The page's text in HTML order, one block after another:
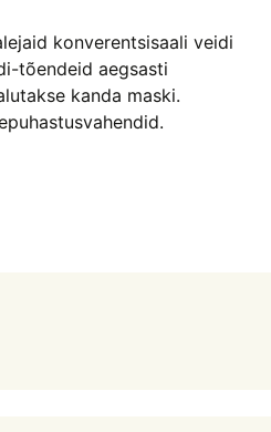
konverentsisaali veidi
tõendeid aegsasti
kanda maski.